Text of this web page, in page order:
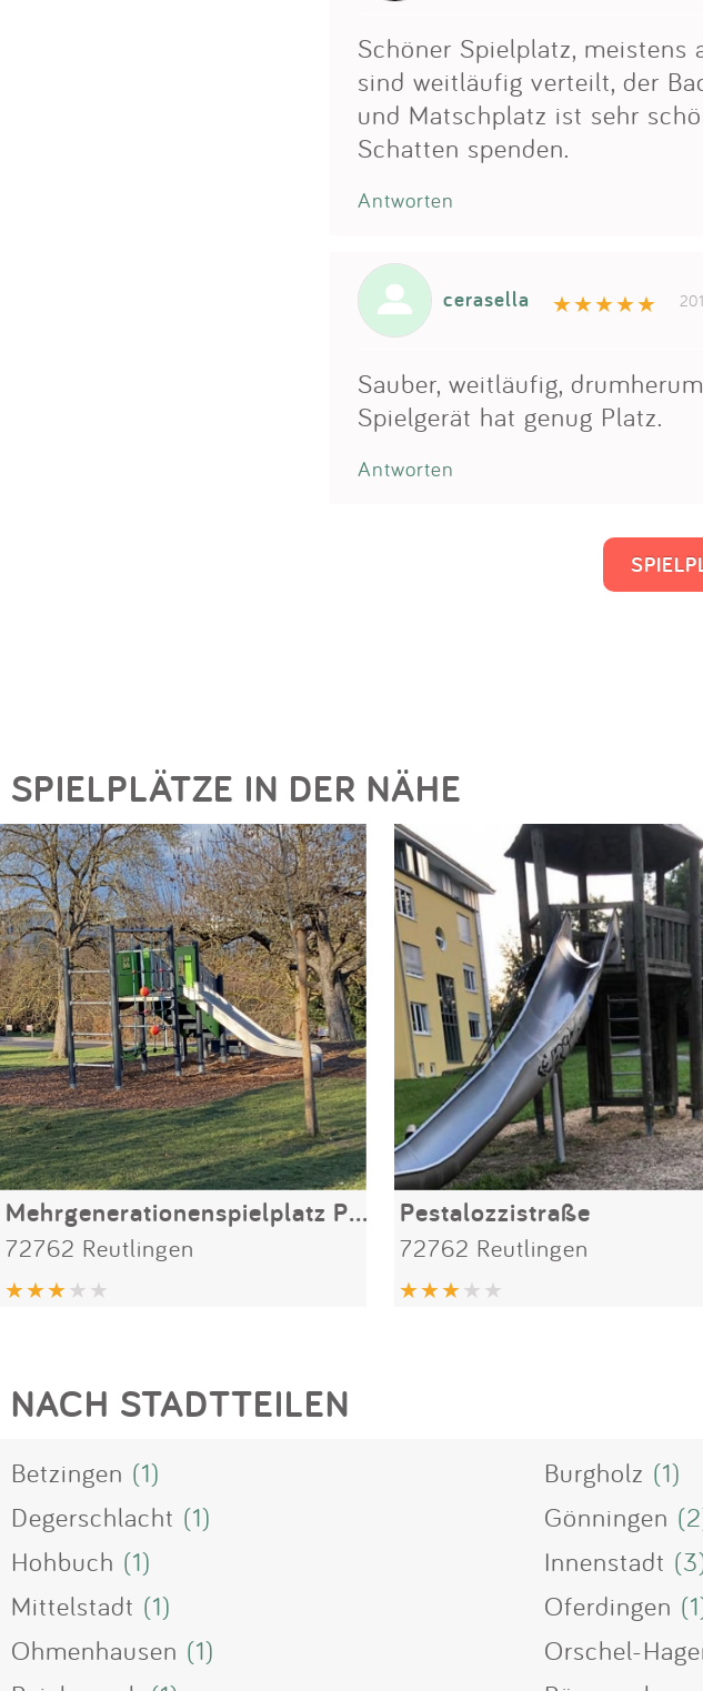
Schöner Spielplatz, meistens
sind weitläufig verteilt, der
und Matschplatz ist sehr
Schatten spenden.
Antworten
cerasella
Sauber, weitläufig,
Spielgerät hat genug Platz.
Antworten
SPIELPLÄTZE IN DER NÄHE
Mehrgenerationenspielplatz Pestalozzistraße
72762 Reutlingen
Pestalozzistraße
72762 Reutlingen
NACH STADTTEILEN
Betzingen (1) Burgholz (1)
Degerschlacht (1) Gönningen
Hohbuch (1) Innenstadt
Mittelstadt (1) Oferdingen
Ohmenhausen (1) Orschel-